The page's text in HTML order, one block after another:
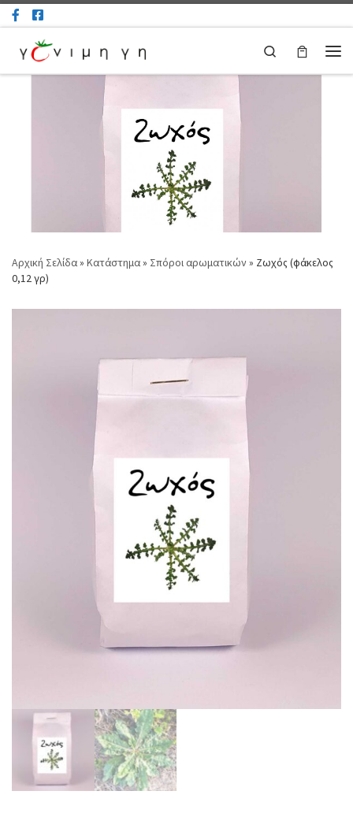
Μετάβαση στο περιεχόμενο
Search
Αρχική Σελίδα» Κατάστημα» Σπόροι αρωματικών» Ζωχός (φάκελος
0,12 γρ)